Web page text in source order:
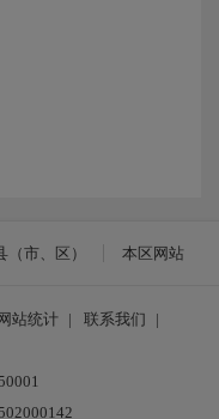
（市、区） 本区网站
网站统计 | 联系我们
|